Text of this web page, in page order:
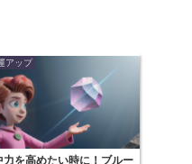
アップ
力を高めたい時に！ブルー